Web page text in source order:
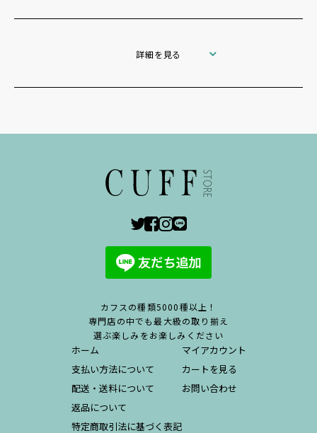
詳細を見る
カフスの種類5000種以上！
専門店の中でも最大級の取り揃え
選ぶ楽しみをお楽しみください
ホーム
支払い方法について
配送・送料について
返品について
特定商取引法に基づく表記
マイアカウント
カートを見る
お問い合わせ